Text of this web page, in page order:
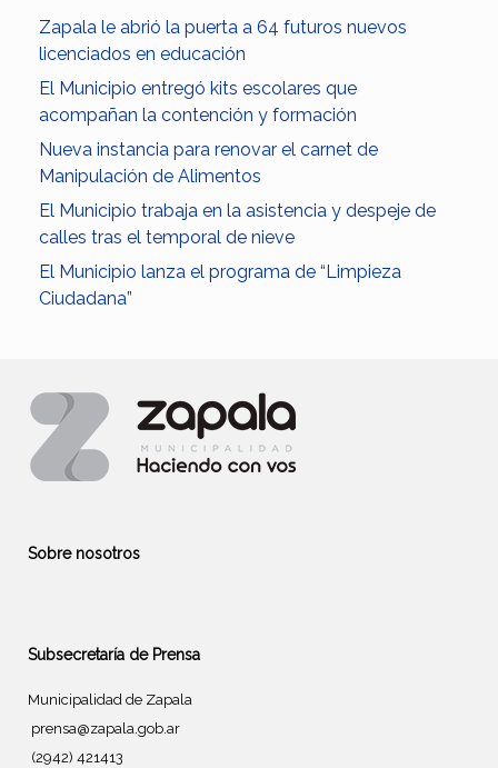
Zapala le abrió la puerta a 64 futuros nuevos
licenciados en educación
El Municipio entregó kits escolares que
acompañan la contención y formación
Nueva instancia para renovar el carnet de
Manipulación de Alimentos
El Municipio trabaja en la asistencia y despeje de
calles tras el temporal de nieve
El Municipio lanza el programa de “Limpieza
Ciudadana”
Sobre nosotros
Subsecretaría de Prensa
Municipalidad de Zapala
prensa@zapala.gob.ar
(2942) 421413